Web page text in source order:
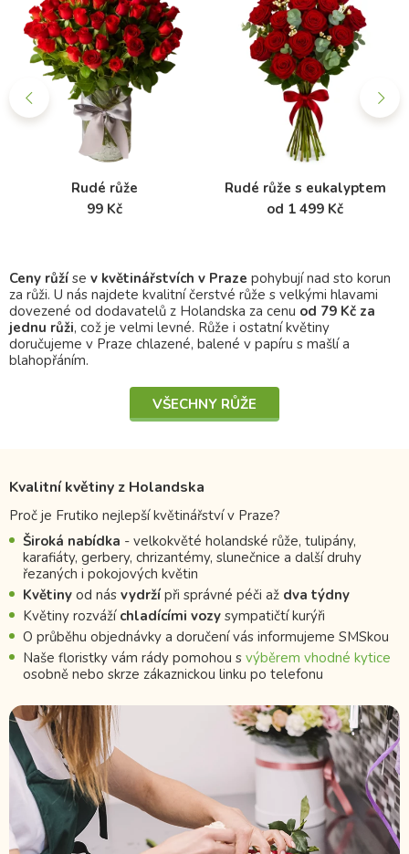
Rudé růže
99 Kč
Rudé růže s eukalyptem
od 1 499 Kč
Ceny růží se v květinářstvích v Praze pohybují nad sto korun
za růži. U nás najdete kvalitní čerstvé růže s velkými hlavami
dovezené od dodavatelů z Holandska za cenu od 79 Kč za
jednu růži, což je velmi levné. Růže i ostatní květiny
doručujeme v Praze chlazené, balené v papíru s mašlí a
blahopřáním.
VŠECHNY RŮŽE
Kvalitní květiny z Holandska
Proč je Frutiko nejlepší květinářství v Praze?
Široká nabídka - velkokvěté holandské růže, tulipány,
karafiáty, gerbery, chrizantémy, slunečnice a další druhy
řezaných i pokojových květin
Květiny od nás vydrží při správné péči až dva týdny
Květiny rozváží chladícími vozy sympatičtí kurýři
O průběhu objednávky a doručení vás informujeme SMSkou
Naše floristky vám rády pomohou s výběrem vhodné kytice
osobně nebo skrze zákaznickou linku po telefonu